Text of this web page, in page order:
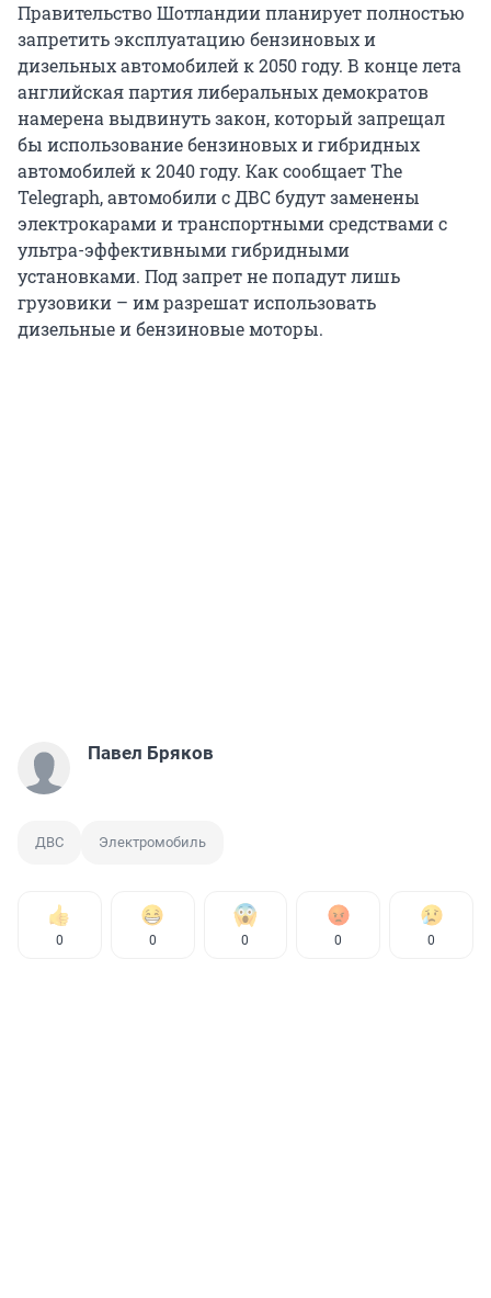
Правительство Шотландии планирует полностью
запретить эксплуатацию бензиновых и
дизельных автомобилей к 2050 году. В конце лета
английская партия либеральных демократов
намерена выдвинуть закон, который запрещал
бы использование бензиновых и гибридных
автомобилей к 2040 году. Как сообщает The
Telegraph, автомобили с ДВС будут заменены
электрокарами и транспортными средствами с
ультра-эффективными гибридными
установками. Под запрет не попадут лишь
грузовики – им разрешат использовать
дизельные и бензиновые моторы.
Павел Бряков
ДВС Электромобиль
0 0 0 0 0